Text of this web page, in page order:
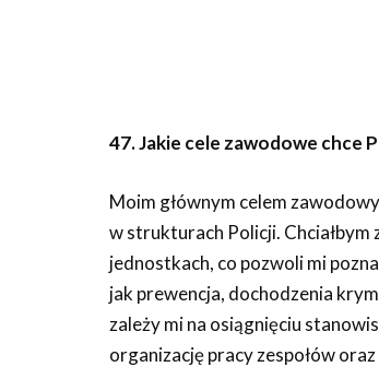
47. Jakie cele zawodowe chce
Moim głównym celem
w strukturach Policji.
jednostkach, co pozwoli mi
jak prewencja, dochodzenia
zależy mi na osiągnięciu
organizację pracy zespołów